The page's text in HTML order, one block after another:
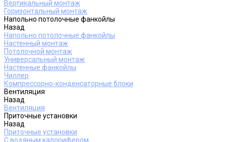
Вертикальный монтаж
Горизонтальный монтаж
Напольно потолочные фанкойлы
Назад
Напольно потолочные фанкойлы
Настенный монтаж
Потолочной монтаж
Универсальный монтаж
Настенные фанкойлы
Чиллер
Компрессорно-конденсаторные блоки
Вентиляция
Назад
Вентиляция
Приточные установки
Назад
Приточные установки
С водяным калорифером